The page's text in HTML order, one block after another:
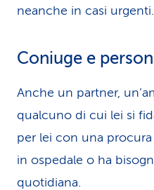
neanche in casi urgenti.
Coniuge e
Anche un partner,
qualcuno di cui lei si
per lei con una
in ospedale o ha
quotidiana.